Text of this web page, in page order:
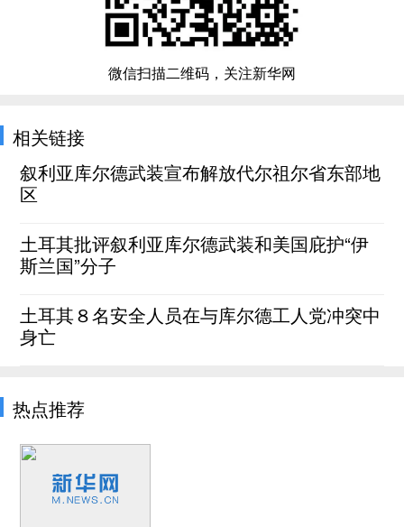
微信扫描二维码，关注新华网
相关链接
叙利亚库尔德武装宣布解放代尔祖尔省东部地
区
土耳其批评叙利亚库尔德武装和美国庇护“伊
斯兰国”分子
土耳其８名安全人员在与库尔德工人党冲突中
身亡
热点推荐